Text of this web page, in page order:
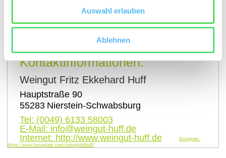
Auswahl erlauben
Ablehnen
auf Karte anzeigen
Kontaktinformationen:
Weingut Fritz Ekkehard Huff
Hauptstraße 90
55283 Nierstein-Schwabsburg
Tel: (0049) 6133 58003
E-Mail: info@weingut-huff.de
Internet: http://www.weingut-huff.de
Instagram:
https://www.instagram.com/weingutfehuff/